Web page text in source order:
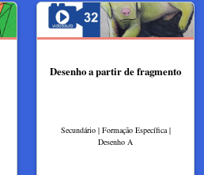
Desenho a partir de fragmento
Secundário | Formação Específica |
Desenho A